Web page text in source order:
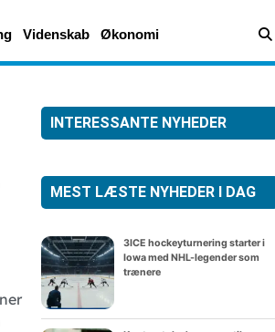
Videnskab Økonomi
INTERESSANTE NYHEDER
MEST LÆSTE NYHEDER I DAG
3ICE hockeyturnering starter i
Iowa med NHL-legender som
trænere